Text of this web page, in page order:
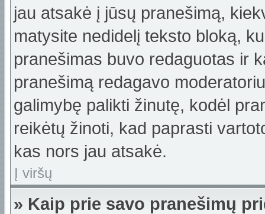
jau atsakė į jūsų pranešimą,
matysite nedidelį teksto bloką,
pranešimas buvo redaguotas ir
pranešimą redagavo
galimybę palikti žinutę, kodėl
reikėtų žinoti, kad paprasti
kas nors jau atsakė.
Į viršų
» Kaip prie savo pranešimų